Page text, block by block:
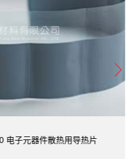
电子元器件散热用导热片